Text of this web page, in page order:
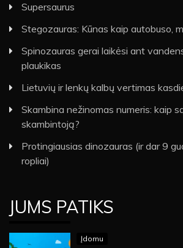
Supersaurus
Stegozauras: Kūnas kaip autobuso,
Spinozauras gerai laikėsi ant
plaukikas
Lietuvių ir lenkų kalbų vertimas
Skambina nežinomas numeris: kaip
skambintoją?
Protingiausias dinozauras (ir dar 9
ropliai)
JUMS PATIKS
Įdomu